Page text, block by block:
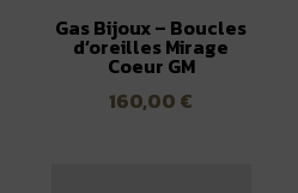
Gas Bijoux – Boucles
d’oreilles Mirage
Coeur GM
160,00 €